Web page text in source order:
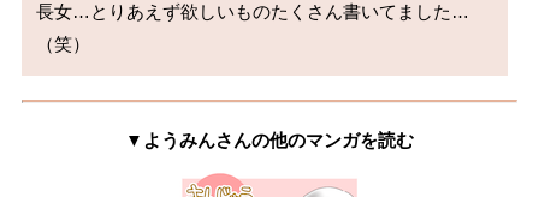
長女…とりあえず欲しいものたくさん書いてました…
（笑）
▼ようみんさんの他のマンガを読む